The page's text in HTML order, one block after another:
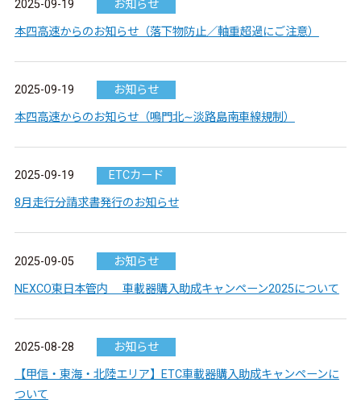
2025-09-19 お知らせ
本四高速からのお知らせ（落下物防止／軸重超過にご注意）
2025-09-19 お知らせ
本四高速からのお知らせ（鳴門北∼淡路島南車線規制）
2025-09-19 ETCカード
8月走行分請求書発行のお知らせ
2025-09-05 お知らせ
NEXCO東日本管内 車載器購入助成キャンペーン2025について
2025-08-28 お知らせ
【甲信・東海・北陸エリア】ETC車載器購入助成キャンペーンに
ついて